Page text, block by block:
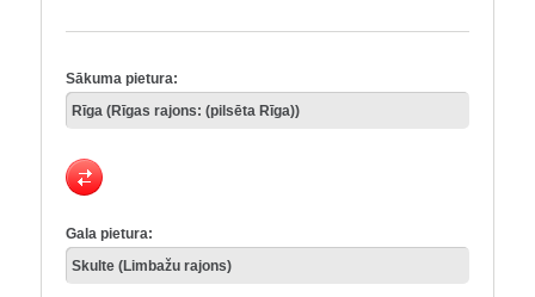
Sākuma pietura:
Gala pietura: